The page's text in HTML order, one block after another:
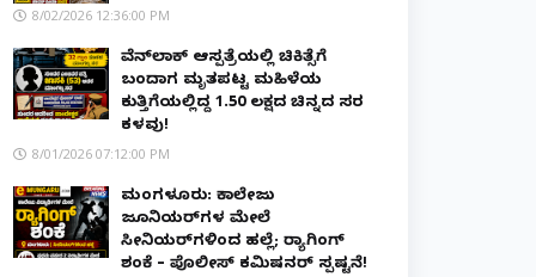
8/02/2026 12:36:00 PM
ವೆನ್‌ಲಾಕ್ ಆಸ್ಪತ್ರೆಯಲ್ಲಿ ಚಿಕಿತ್ಸೆಗೆ
ಬಂದಾಗ ಮೃತಪಟ್ಟ ಮಹಿಳೆಯ
ಕುತ್ತಿಗೆಯಲ್ಲಿದ್ದ ₹1.50 ಲಕ್ಷದ ಚಿನ್ನದ ಸರ
ಕಳವು!
8/01/2026 07:12:00 PM
ಮಂಗಳೂರು: ಕಾಲೇಜು
ಜೂನಿಯರ್‌ಗಳ ಮೇಲೆ
ಸೀನಿಯರ್‌ಗಳಿಂದ ಹಲ್ಲೆ; ರ‌್ಯಾಗಿಂಗ್
ಶಂಕೆ – ಪೊಲೀಸ್ ಕಮಿಷನರ್ ಸ್ಪಷ್ಟನೆ!